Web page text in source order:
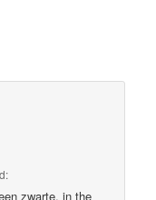
zwarte, in the